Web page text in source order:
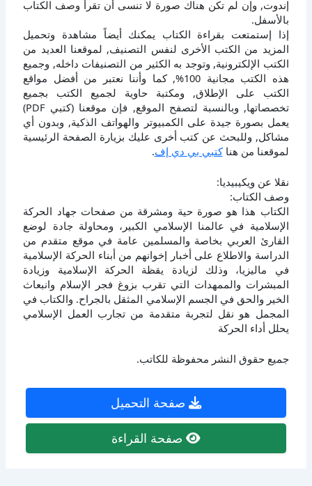
إندوت, وإن لم تكن هناك صورة لا تنسى أن تقرأ وصف الكتاب
بالأسفل.
إذا إستمتعت بقراءة الكتاب يمكنك أيضاً مشاهدة وتحميل
المزيد من الكتب الأخرى لنفس التصنيف, لموقعنا العديد من
الكتب الإلكترونية, وتوجد به الكثير من التصنيفات داخله, وجميع
هذه الكتب مجانية 100%, كما وأننا نعتبر من أفضل مواقع
الكتب على الإطلاق, ومكتبة حاوية لجميع الكتب بجميع
تخصصاتها, وبالنسبة لتصفح الموقع, فإن موقعنا (كتبي PDF)
يعمل بصورة جيدة على الكمبيوتر والهواتف الذكية, وبدون أي
مشاكل, وللبحث عن كتب أخرى عليك بزيارة الصفحة الرئيسية
لموقعنا من هناكتبي بي دي إف.
نقلا عن ويكيبيديا:
وصف الكتاب:
الكتاب هذا هو صورة حية ومشرقة من صفحات جهاد الحركة
الإسلامية في عالمنا الإسلامي الكبير، ومحاولة جادة لوضع
القارئ العربي بخاصة والمسلمين عامة في موقع متقدم من
الدراسة والاطلاع على أخبار إخوانهم من أبناء الحركة الإسلامية
في ماليزيا، وذلك لزيادة يقظة الحركة الإسلامية وزيادة
المبشرات والممهدات التي تقرب بزوغ فجر الإسلام وانبعاث
الخير والحق في الجسم الإسلامي المثقل بالجراح. والكتاب في
المجمل هو نقل لتجربة متقدمة من تجارب العمل الإسلامي
يحلل أداء الحركة
جميع حقوق النشر محفوظة للكاتب.
صفحة التحميل
صفحة القراءة